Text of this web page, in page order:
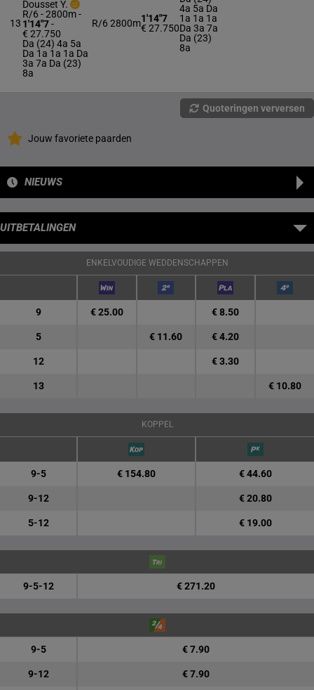
13
Dousset Y.
R/6 - 2800m-
1'14"7-
€ 27.750
Da (24) 4a 5a
Da 1a 1a 1a Da
3a 7a Da (23)
8a
R/6 2800m1'14"7
€ 27.750
4a 5a Da
1a 1a 1a
Da 3a 7a
Da (23)
8a
Quoteringen verversen
Jouw favoriete paarden
NIEUWS
UITBETALINGEN
ENKELVOUDIGE WEDDENSCHAPPEN
9 € 25.00 € 8.50
5 € 11.60 € 4.20
12 € 3.30
13 € 10.80
KOPPEL
9-5 € 154.80 € 44.60
9-12 € 20.80
5-12 € 19.00
9-5-12 € 271.20
9-5 € 7.90
9-12 € 7.90